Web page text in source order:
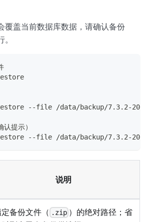
覆盖当前数据库数据，请确认备份
--file /data/backup/7.3.2-
提示）
--file /data/backup/7.3.2-
说明
备份文件（ .zip ）的绝对路径；省